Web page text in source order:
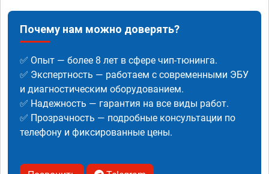
Почему нам можно доверять?
✅ Опыт — более 8 лет в сфере чип-тюнинга.
✅ Экспертность — работаем с современными ЭБУ
и диагностическим оборудованием.
✅ Надежность — гарантия на все виды работ.
✅ Прозрачность — подробные консультации по
телефону и фиксированные цены.